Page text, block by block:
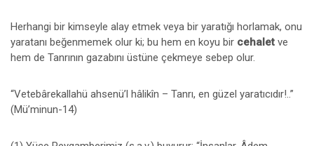
Herhangi bir kimseyle alay etmek veya bir yaratığı horlamak, onu
yaratanı beğenmemek olur ki; bu hem en koyu bir cehalet ve
hem de Tanrının gazabını üstüne çekmeye sebep olur.
“Vetebârekallahü ahsenü’l hâlikîn – Tanrı, en güzel yaratıcıdır!..”
(Mü’minun-14)